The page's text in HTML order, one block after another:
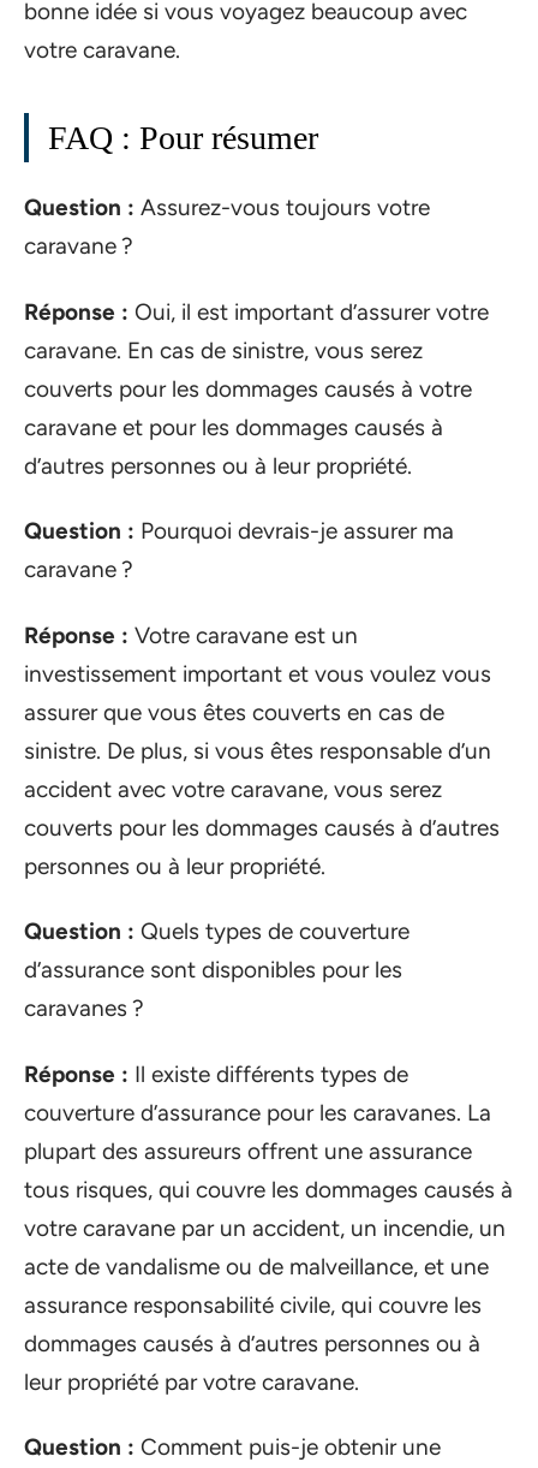
bonne idée si vous voyagez beaucoup avec
votre caravane.
FAQ : Pour résumer
Question : Assurez-vous toujours votre
caravane ?
Réponse : Oui, il est important d’assurer votre
caravane. En cas de sinistre, vous serez
couverts pour les dommages causés à votre
caravane et pour les dommages causés à
d’autres personnes ou à leur propriété.
Question : Pourquoi devrais-je assurer ma
caravane ?
Réponse : Votre caravane est un
investissement important et vous voulez vous
assurer que vous êtes couverts en cas de
sinistre. De plus, si vous êtes responsable d’un
accident avec votre caravane, vous serez
couverts pour les dommages causés à d’autres
personnes ou à leur propriété.
Question : Quels types de couverture
d’assurance sont disponibles pour les
caravanes ?
Réponse : Il existe différents types de
couverture d’assurance pour les caravanes. La
plupart des assureurs offrent une assurance
tous risques, qui couvre les dommages causés à
votre caravane par un accident, un incendie, un
acte de vandalisme ou de malveillance, et une
assurance responsabilité civile, qui couvre les
dommages causés à d’autres personnes ou à
leur propriété par votre caravane.
Question : Comment puis-je obtenir une